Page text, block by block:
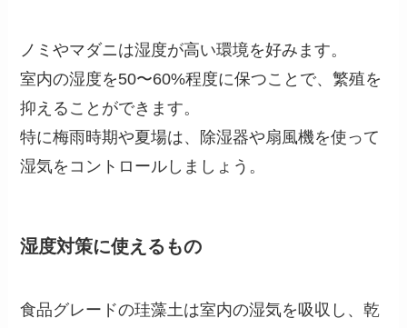
ノミやマダニは湿度が高い環境を好みます。
室内の湿度を50〜60%程度に保つことで、繁殖を
抑えることができます。
特に梅雨時期や夏場は、除湿器や扇風機を使って
湿気をコントロールしましょう。
湿度対策に使えるもの
食品グレードの珪藻土は室内の湿気を吸収し、乾